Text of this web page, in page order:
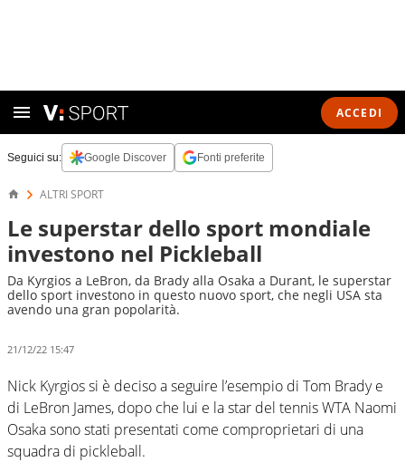
ACCEDI
Seguici su: Google Discover Fonti preferite
ALTRI SPORT
Le superstar dello sport mondiale
investono nel Pickleball
Da Kyrgios a LeBron, da Brady alla Osaka a Durant, le superstar
dello sport investono in questo nuovo sport, che negli USA sta
avendo una gran popolarità.
21/12/22 15:47
Nick Kyrgios si è deciso a seguire l’esempio di Tom Brady e
di LeBron James, dopo che lui e la star del tennis WTA Naomi
Osaka sono stati presentati come comproprietari di una
squadra di pickleball.